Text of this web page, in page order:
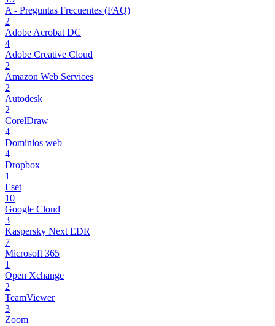
A - Preguntas Frecuentes (FAQ)
2
Adobe Acrobat DC
4
Adobe Creative Cloud
2
Amazon Web Services
2
Autodesk
2
CorelDraw
4
Dominios web
4
Dropbox
1
Eset
10
Google Cloud
3
Kaspersky Next EDR
7
Microsoft 365
1
Open Xchange
2
TeamViewer
3
Zoom